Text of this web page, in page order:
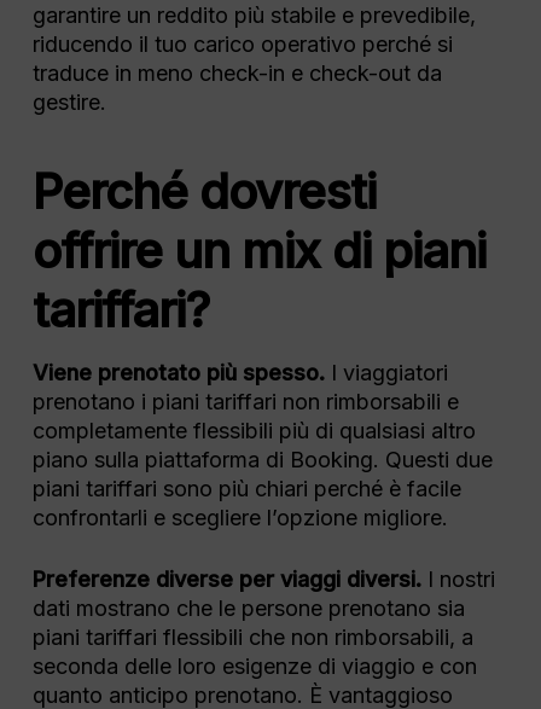
garantire un reddito più stabile e prevedibile,
riducendo il tuo carico operativo perché si
traduce in meno check-in e check-out da
gestire.
Perché dovresti
offrire un mix di piani
tariffari?
Viene prenotato più spesso.I viaggiatori
prenotano i piani tariffari non rimborsabili e
completamente flessibili più di qualsiasi altro
piano sulla piattaforma di Booking. Questi due
piani tariffari sono più chiari perché è facile
confrontarli e scegliere l’opzione migliore.
Preferenze diverse per viaggi diversi.I nostri
dati mostrano che le persone prenotano sia
piani tariffari flessibili che non rimborsabili, a
seconda delle loro esigenze di viaggio e con
quanto anticipo prenotano. È vantaggioso